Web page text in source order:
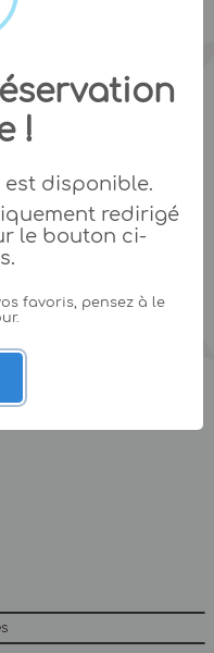
!
est disponible.
redirigé
le bouton ci-
favoris, pensez à le